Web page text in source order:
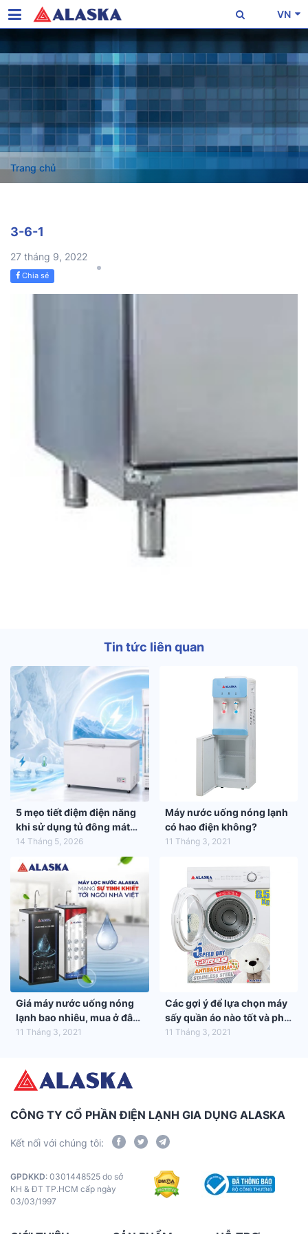
VN
Trang chủ
3-6-1
27 tháng 9, 2022
Chia sẻ
Tin tức liên quan
5 mẹo tiết điệm điện năng
khi sử dụng tủ đông mát
trong mùa hè 2026
14 Tháng 5, 2026
Máy nước uống nóng lạnh
có hao điện không?
11 Tháng 3, 2021
Giá máy nước uống nóng
lạnh bao nhiêu, mua ở đâu
tốt nhất?
11 Tháng 3, 2021
Các gợi ý để lựa chọn máy
sấy quần áo nào tốt và phù
hợp nhất với gia đình bạn
11 Tháng 3, 2021
CÔNG TY CỔ PHẦN ĐIỆN LẠNH GIA DỤNG ALASKA
Kết nối với chúng tôi:
GPDKKD: 0301448525 do sở
KH & ĐT TP.HCM cấp ngày
03/03/1997